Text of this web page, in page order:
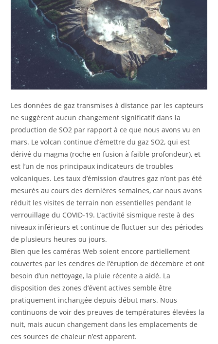
Les données de gaz transmises à distance par les capteurs
ne suggèrent aucun changement significatif dans la
production de SO2 par rapport à ce que nous avons vu en
mars. Le volcan continue d’émettre du gaz SO2, qui est
dérivé du magma (roche en fusion à faible profondeur), et
est l’un de nos principaux indicateurs de troubles
volcaniques. Les taux d’émission d’autres gaz n’ont pas été
mesurés au cours des dernières semaines, car nous avons
réduit les visites de terrain non essentielles pendant le
verrouillage du COVID-19. L’activité sismique reste à des
niveaux inférieurs et continue de fluctuer sur des périodes
de plusieurs heures ou jours.
Bien que les caméras Web soient encore partiellement
couvertes par les cendres de l’éruption de décembre et ont
besoin d’un nettoyage, la pluie récente a aidé. La
disposition des zones d’évent actives semble être
pratiquement inchangée depuis début mars. Nous
continuons de voir des preuves de températures élevées la
nuit, mais aucun changement dans les emplacements de
ces sources de chaleur n’est apparent.